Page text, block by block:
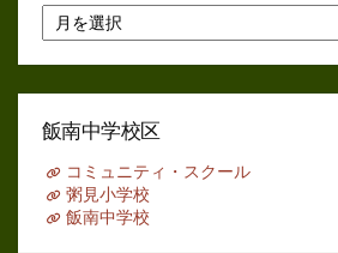
別
ア
イ
飯南中学校区
コミュニティ・スクール
粥見小学校
飯南中学校